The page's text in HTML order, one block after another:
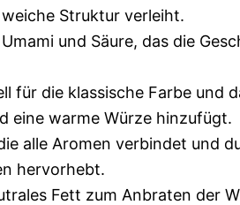
Struktur verleiht.
und Säure, das die
für die klassische Farbe und
eine warme Würze hinzufügt.
alle Aromen verbindet und
hervorhebt.
Fett zum Anbraten der